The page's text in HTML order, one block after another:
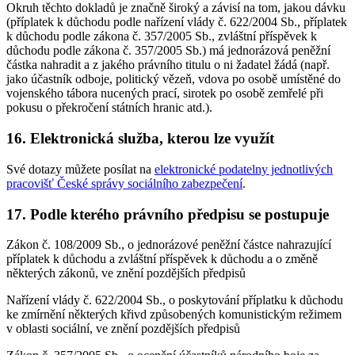
Okruh těchto dokladů je značně široký a závisí na tom, jakou dávku
(příplatek k důchodu podle nařízení vlády č. 622/2004 Sb., příplatek
k důchodu podle zákona č. 357/2005 Sb., zvláštní příspěvek k
důchodu podle zákona č. 357/2005 Sb.) má jednorázová peněžní
částka nahradit a z jakého právního titulu o ni žadatel žádá (např.
jako účastník odboje, politický vězeň, vdova po osobě umístěné do
vojenského tábora nucených prací, sirotek po osobě zemřelé při
pokusu o překročení státních hranic atd.).
16. Elektronická služba, kterou lze využít
Své dotazy můžete posílat na elektronické podatelny jednotlivých
pracovišť České správy sociálního zabezpečení.
17. Podle kterého právního předpisu se postupuje
Zákon č. 108/2009 Sb., o jednorázové peněžní částce nahrazující
příplatek k důchodu a zvláštní příspěvek k důchodu a o změně
některých zákonů, ve znění pozdějších předpisů
Nařízení vlády č. 622/2004 Sb., o poskytování příplatku k důchodu
ke zmírnění některých křivd způsobených komunistickým režimem
v oblasti sociální, ve znění pozdějších předpisů